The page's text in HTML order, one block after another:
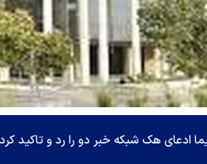
ادعای هک شبکه خبر دو را رد و